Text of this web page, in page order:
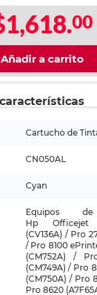
00
Añadir a carrito
Cartucho de
CN050AL
Cyan
Equipos
Hp Officejet
(CV136A) / Pro
/ Pro 8100
(CM752A) /
(CM749A) / Pro
(CM750A) / Pro
Pro 8620